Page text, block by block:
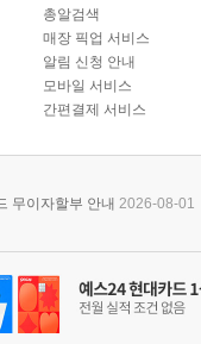
총알검색
매장 픽업 서비스
알림 신청 안내
모바일 서비스
간편결제 서비스
무이자할부 안내 2026-08-01